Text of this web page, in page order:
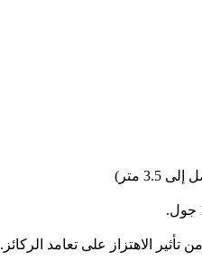
الاهتزاز على تعامد الركائز.